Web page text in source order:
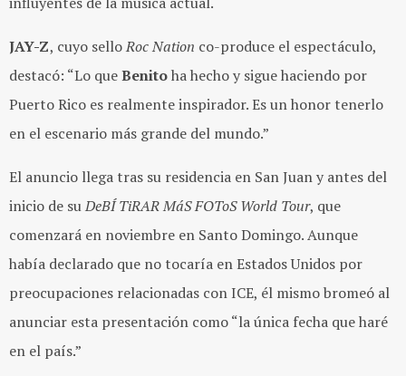
JAY-Z, cuyo selloRoc Nation co-produce el espectáculo,
destacó: “Lo queBenitoha hecho y sigue haciendo por
Puerto Rico es realmente inspirador. Es un honor tenerlo
en el escenario más grande del mundo.”
El anuncio llega tras su residencia en San Juan y antes del
inicio de suDeBÍ TiRAR MáS FOToS World Tour, que
comenzará en noviembre en Santo Domingo. Aunque
había declarado que no tocaría en Estados Unidos por
preocupaciones relacionadas con ICE, él mismo bromeó al
anunciar esta presentación como “la única fecha que haré
en el país.”